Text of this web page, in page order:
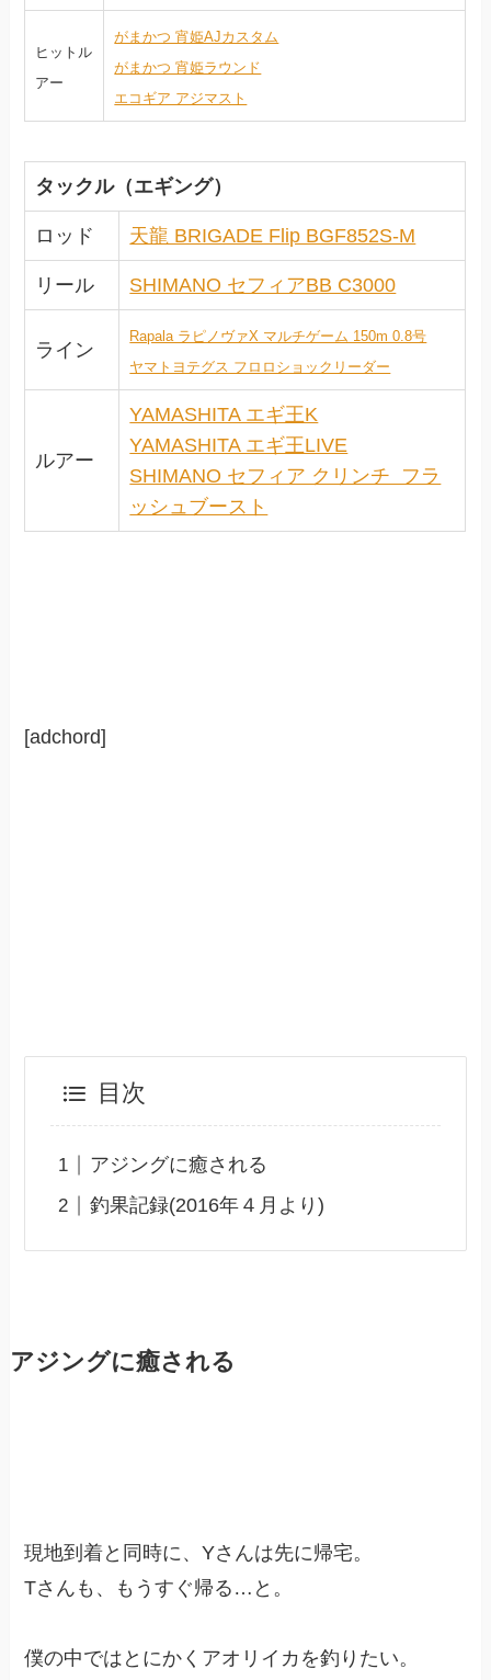
ヒットル
アー
がまかつ 宵姫AJカスタム
がまかつ 宵姫ラウンド
エコギア アジマスト
タックル（エギング）
ロッド 天龍 BRIGADE Flip BGF852S-M
リール SHIMANO セフィアBB C3000
ライン
Rapala ラピノヴァX マルチゲーム 150m 0.8号
ヤマトヨテグス フロロショックリーダー
ルアー
YAMASHITA エギ王K
YAMASHITA エギ王LIVE
SHIMANO セフィア クリンチ フラ
ッシュブースト
[adchord]
目次
アジングに癒される
釣果記録(2016年４月より)
アジングに癒される
現地到着と同時に、Yさんは先に帰宅。
Tさんも、もうすぐ帰る…と。
僕の中ではとにかくアオリイカを釣りたい。